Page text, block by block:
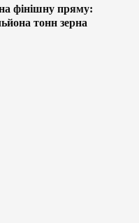
фінішну пряму:
тонн зерна